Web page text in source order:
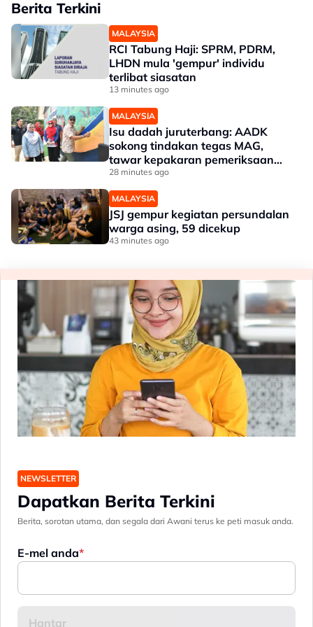
Berita Terkini
MALAYSIA
RCI Tabung Haji: SPRM, PDRM,
LHDN mula 'gempur' individu
terlibat siasatan
13 minutes ago
MALAYSIA
Isu dadah juruterbang: AADK
sokong tindakan tegas MAG,
tawar kepakaran pemeriksaan
ketat
28 minutes ago
MALAYSIA
JSJ gempur kegiatan persundalan
warga asing, 59 dicekup
43 minutes ago
NEWSLETTER
Dapatkan Berita Terkini
Berita, sorotan utama, dan segala dari Awani terus ke peti masuk anda.
E-mel anda